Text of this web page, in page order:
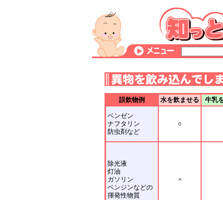
誤飲物例 水を飲ませる 牛乳
ベンゼン
ナフタリン
防虫剤など
○
除光液
灯油
ガソリン
ベンジンなどの
揮発性物質
×